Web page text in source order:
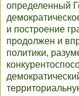
определенный
и построение
продолжен и
политики,